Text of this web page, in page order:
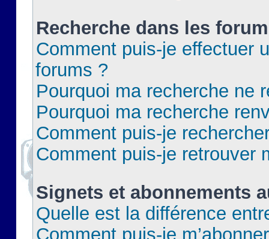
Recherche dans les
Comment puis-je effectuer
forums ?
Pourquoi ma recherche ne
Pourquoi ma recherche
Comment puis-je
Comment puis-je retrouver
Signets et abonnements
Quelle est la différence
Comment puis-je